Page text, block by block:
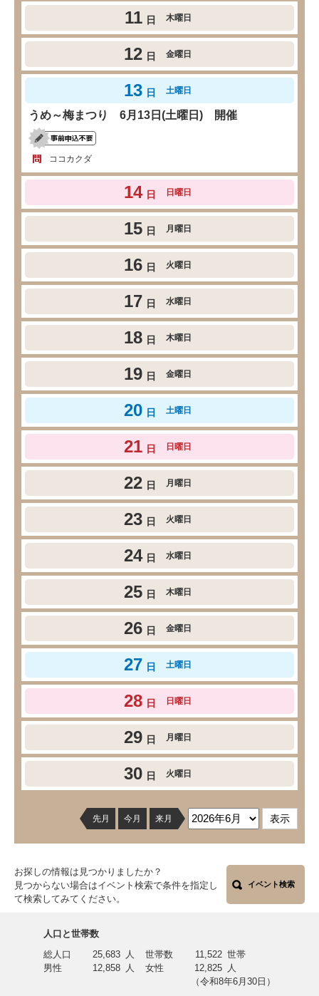
11 日 木曜日
12 日 金曜日
13 日 土曜日
うめ～梅まつり 6月13日(土曜日) 開催
ココカクダ
14 日 日曜日
15 日 月曜日
16 日 火曜日
17 日 水曜日
18 日 木曜日
19 日 金曜日
20 日 土曜日
21 日 日曜日
22 日 月曜日
23 日 火曜日
24 日 水曜日
25 日 木曜日
26 日 金曜日
27 日 土曜日
28 日 日曜日
29 日 月曜日
30 日 火曜日
先月 今月 来月
お探しの情報は見つかりましたか？
見つからない場合はイベント検索で条件を指定し
て検索してみてください。
イベント検索
人口と世帯数
総人口
25,683 人 世帯数 11,522 世帯
男性
12,858 人 女性 12,825 人
（令和8年6月30日）